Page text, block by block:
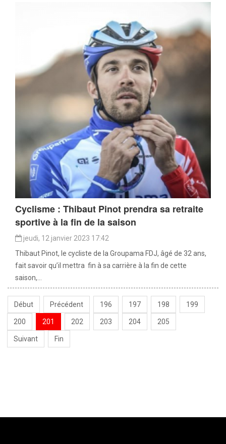
Cyclisme : Thibaut Pinot prendra sa retraite
sportive à la fin de la saison
jeudi, 12 janvier 2023 17:42
Thibaut Pinot, le cycliste de la Groupama FDJ, âgé de 32 ans,
fait savoir qu’il mettra fin à sa carrière à la fin de cette
saison,...
Début Précédent 196 197 198 199
200 201 202 203 204 205
Suivant Fin